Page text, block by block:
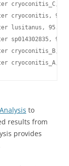
cryoconitis_C,
cryoconitis,
lusitanus, 95.0,
sp014302835,
cryoconitis_B,
cryoconitis_A,
to
results from
provides